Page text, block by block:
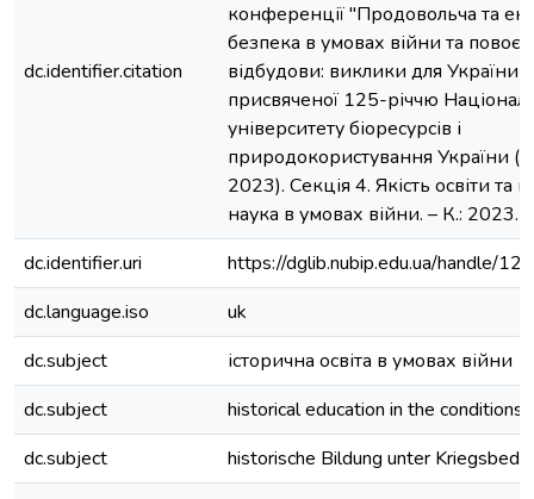
dc.identifier.citation
конференції "Продовольча та
безпека в умовах війни та
відбудови: виклики для України
присвяченої 125-річчю
університету біоресурсів і
природокористування України
2023). Секція 4. Якість освіти та
наука в умовах війни. – К.: 2023.
dc.identifier.uri
https://dglib.nubip.edu.ua/handle/
dc.language.iso
uk
dc.subject
історична освіта в умовах війни
dc.subject
historical education in the conditions
dc.subject
historische Bildung unter